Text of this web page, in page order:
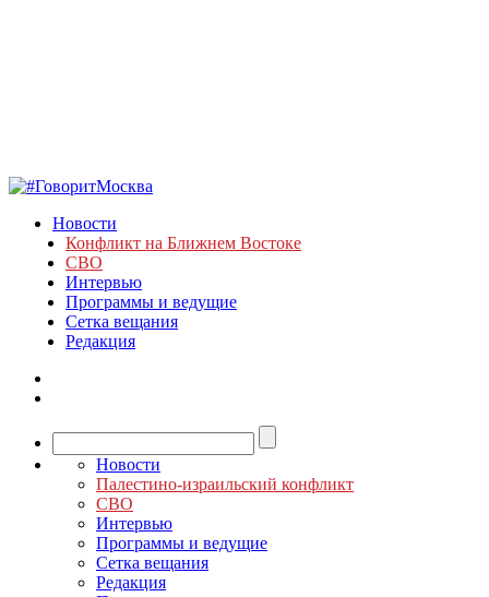
Новости
Конфликт на Ближнем Востоке
СВО
Интервью
Программы и ведущие
Сетка вещания
Редакция
Новости
Палестино-израильский конфликт
СВО
Интервью
Программы и ведущие
Сетка вещания
Редакция